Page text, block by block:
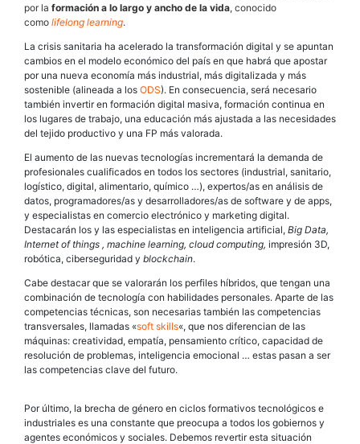
por la formación a lo largo y ancho de la vida, conocido
como lifelong learning.
La crisis sanitaria ha acelerado la transformación digital y se apuntan
cambios en el modelo económico del país en que habrá que apostar
por una nueva economía más industrial, más digitalizada y más
sostenible (alineada a los ODS). En consecuencia, será necesario
también invertir en formación digital masiva, formación continua en
los lugares de trabajo, una educación más ajustada a las necesidades
del tejido productivo y una FP más valorada.
El aumento de las nuevas tecnologías incrementará la demanda de
profesionales cualificados en todos los sectores (industrial, sanitario,
logístico, digital, alimentario, químico …), expertos/as en análisis de
datos, programadores/as y desarrolladores/as de software y de apps,
y especialistas en comercio electrónico y marketing digital.
Destacarán los y las especialistas en inteligencia artificial, Big Data,
Internet of things , machine learning, cloud computing, impresión 3D,
robótica, ciberseguridad y blockchain.
Cabe destacar que se valorarán los perfiles híbridos, que tengan una
combinación de tecnología con habilidades personales. Aparte de las
competencias técnicas, son necesarias también las competencias
transversales, llamadas «soft skills«, que nos diferencian de las
máquinas: creatividad, empatía, pensamiento crítico, capacidad de
resolución de problemas, inteligencia emocional … estas pasan a ser
las competencias clave del futuro.
Por último, la brecha de género en ciclos formativos tecnológicos e
industriales es una constante que preocupa a todos los gobiernos y
agentes económicos y sociales. Debemos revertir esta situación